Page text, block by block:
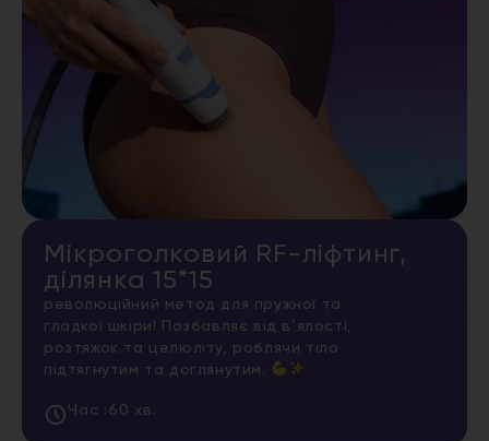
Мікроголковий RF-ліфтинг,
ділянка 15*15
революційний метод для пружної та
гладкої шкіри! Позбавляє від в’ялості,
розтяжок та целюліту, роблячи тіло
підтягнутим та доглянутим.
Час : 60 хв.